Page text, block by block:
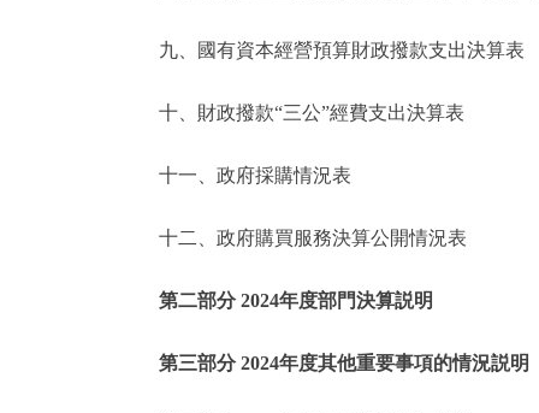
參與調查
走進北京
北京概況
綠色北京
ENGLISH
九、國有資本經營預算財政撥款支出決算表
十、財政撥款“三公”經費支出決算表
十一、政府採購情況表
十二、政府購買服務決算公開情況表
第二部分 2024年度部門決算説明
第三部分 2024年度其他重要事項的情況説明